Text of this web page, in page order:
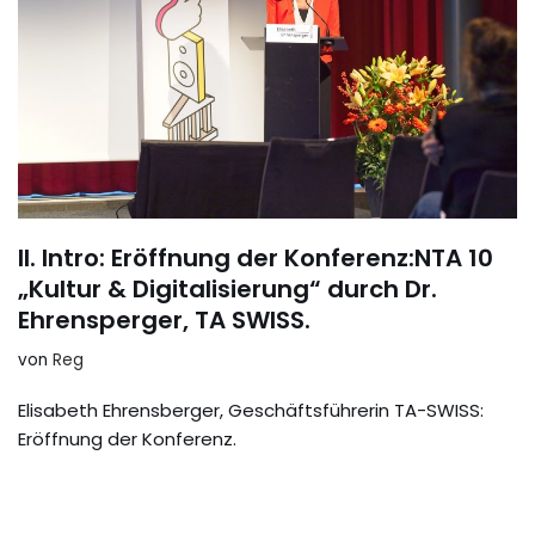
II. Intro: Eröffnung der Konferenz:NTA 10
„Kultur & Digitalisierung“ durch Dr.
Ehrensperger, TA SWISS.
von Reg
Elisabeth Ehrensberger, Geschäftsführerin TA-SWISS:
Eröffnung der Konferenz.